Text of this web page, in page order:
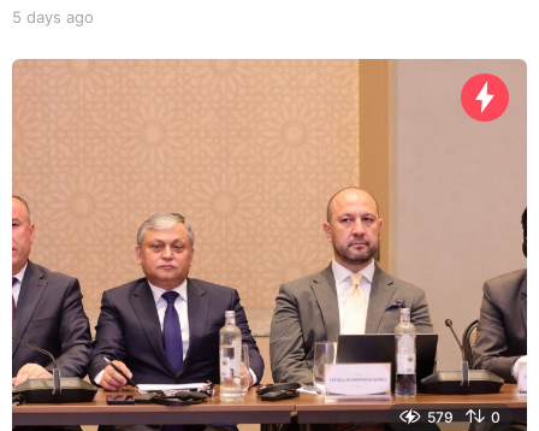
5 days ago
a
579 0